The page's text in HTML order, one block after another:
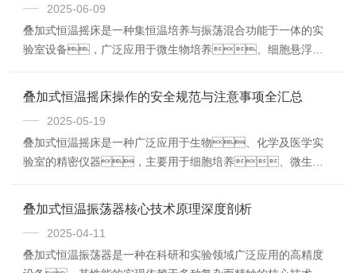
2025-06-09
叠加式恒温摇床是一种集恒温培养与振荡混合功能于一体的实
验室设备，广泛应用于微生物培养、细胞悬浮培
计有效节省空间，提高实验效率。然
而，在使用过程中若操作不当，不仅影响实
验效果，还可能缩短设备寿命。因此，
掌握以下几点注意事项至关重要。
叠加式恒温摇床操作的安全规范与注意事项全汇总
2025-05-19
叠加式恒温摇床是一种广泛应用于生物、化学及医学实
验室的精密仪器，主要用于细胞培养、微生物
结果的准确性，用户必须严格遵守以下安全规范与操作
注意事项。
叠加式恒温振荡器核心技术原理深度剖析
2025-04-11
叠加式恒温振荡器是一种在科研和实验领域广泛应用的高精度